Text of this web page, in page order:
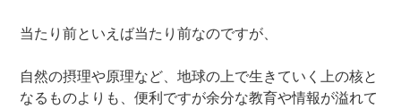
当たり前といえば当たり前なのですが、
自然の摂理や原理など、地球の上で生きていく上の核と
なるものよりも、便利ですが余分な教育や情報が溢れて